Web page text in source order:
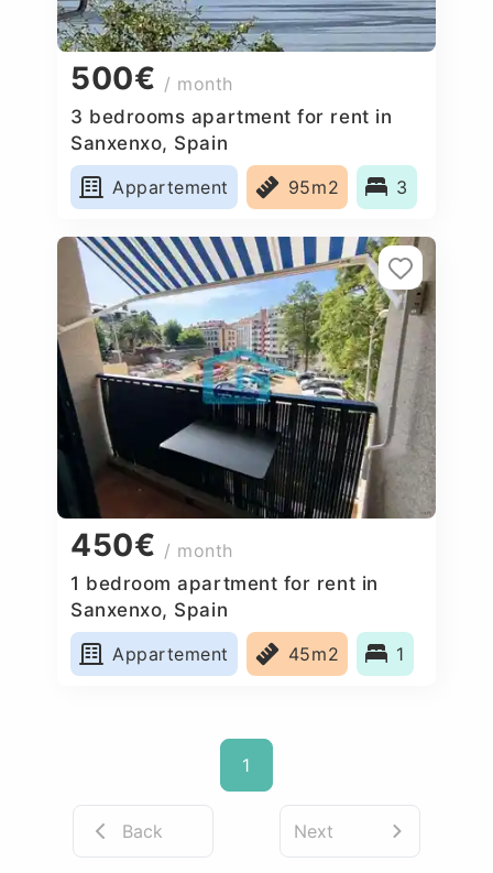
500€ / month
3 bedrooms apartment for rent in
Sanxenxo, Spain
Appartement
95m2 3
450€ / month
1 bedroom apartment for rent in
Sanxenxo, Spain
Appartement
45m2 1
1
Back Next